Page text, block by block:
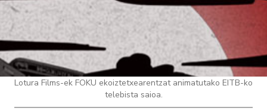
Lotura Films-ek FOKU ekoiztetxearentzat animatutako EITB-ko
telebista saioa.